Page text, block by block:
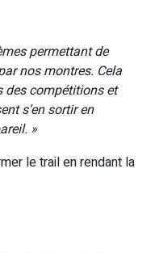
permettant de
nos montres. Cela
des compétitions et
s’en sortir en
»
le trail en rendant la